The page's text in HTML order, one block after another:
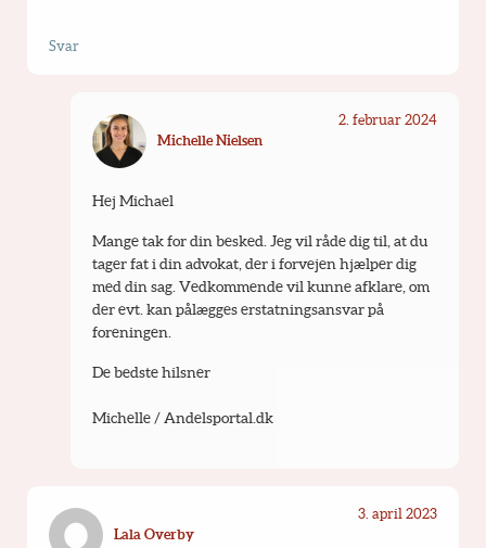
Svar
Michelle Nielsen
2. februar 2024
Hej Michael
Mange tak for din besked. Jeg vil råde dig til, at du
tager fat i din advokat, der i forvejen hjælper dig
med din sag. Vedkommende vil kunne afklare, om
der evt. kan pålægges erstatningsansvar på
foreningen.
De bedste hilsner
Michelle / Andelsportal.dk
Lala Overby
3. april 2023